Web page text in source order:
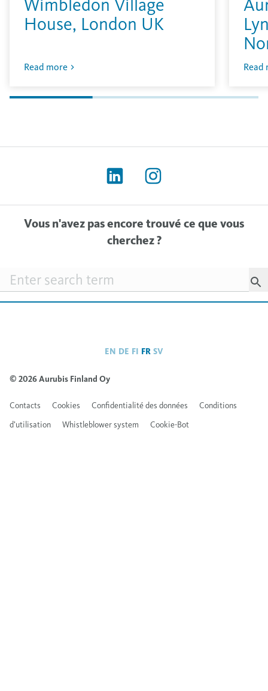
Wimbledon Village
House, London UK
Read more Read
Vous n'avez pas encore trouvé ce que vous
cherchez ?
Searchfield
EN DE FI FR SV
© 2026 Aurubis Finland Oy
Contacts Cookies Confidentialité des données
Conditions
d’utilisation
Whistleblower system Cookie-Bot